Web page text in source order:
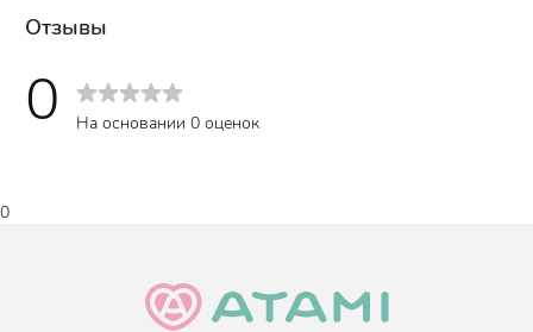
Объем
Отзывы
0 На основании 0 оценок
0